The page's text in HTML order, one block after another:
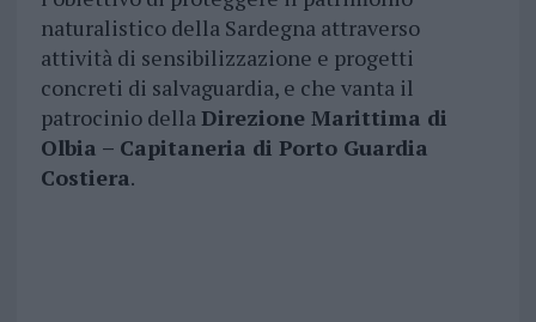
naturalistico della Sardegna attraverso
attività di sensibilizzazione e progetti
concreti di salvaguardia, e che vanta il
patrocinio dellaDirezione Marittima di
Olbia – Capitaneria di Porto Guardia
Costiera.